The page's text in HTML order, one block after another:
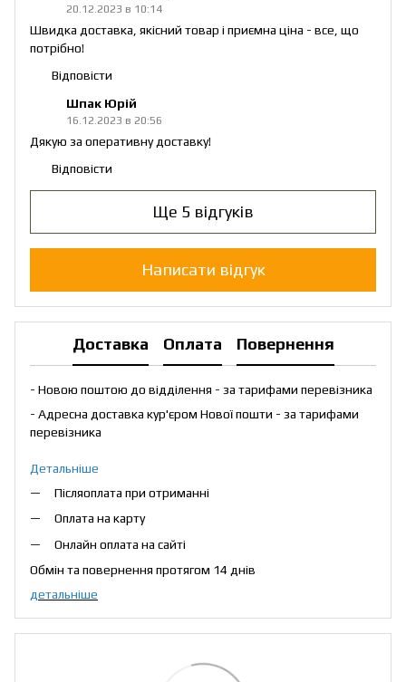
20.12.2023 в 10:14
Швидка доставка, якісний товар і приємна ціна - все, що
потрібно!
Відповісти
Шпак Юрій
16.12.2023 в 20:56
Дякую за оперативну доставку!
Відповісти
Ще 5 відгуків
Написати відгук
Доставка Оплата Повернення
- Новою поштою до відділення - за тарифами перевізника
- Адресна доставка кур'єром Нової пошти - за тарифами
перевізника
Детальніше
Післяоплата при отриманні
Оплата на карту
Онлайн оплата на сайті
Обмін та повернення протягом 14 днів
детальніше